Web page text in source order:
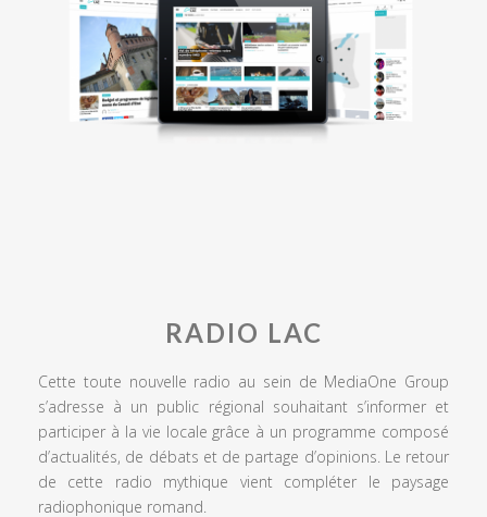
RADIO LAC
Cette toute nouvelle radio au sein de MediaOne Group
s’adresse à un public régional souhaitant s’informer et
participer à la vie locale grâce à un programme composé
d’actualités, de débats et de partage d’opinions. Le retour
de cette radio mythique vient compléter le paysage
radiophonique romand.